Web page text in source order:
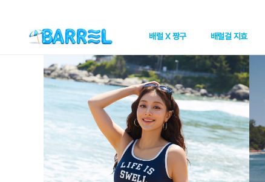
배럴 X 짱구 배럴걸 지효